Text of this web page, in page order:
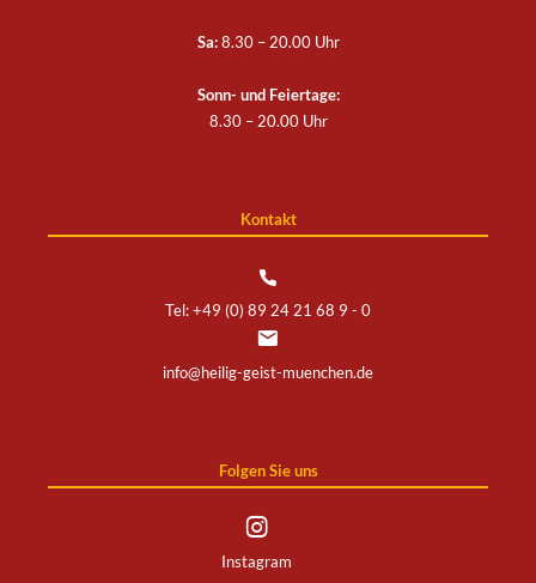
Sa:8.30 – 20.00 Uhr
Sonn- und Feiertage:
8.30 – 20.00 Uhr
Kontakt
Tel: +49 (0) 89 24 21 68 9 - 0
info@heilig-geist-muenchen.de
Folgen Sie uns
Instagram